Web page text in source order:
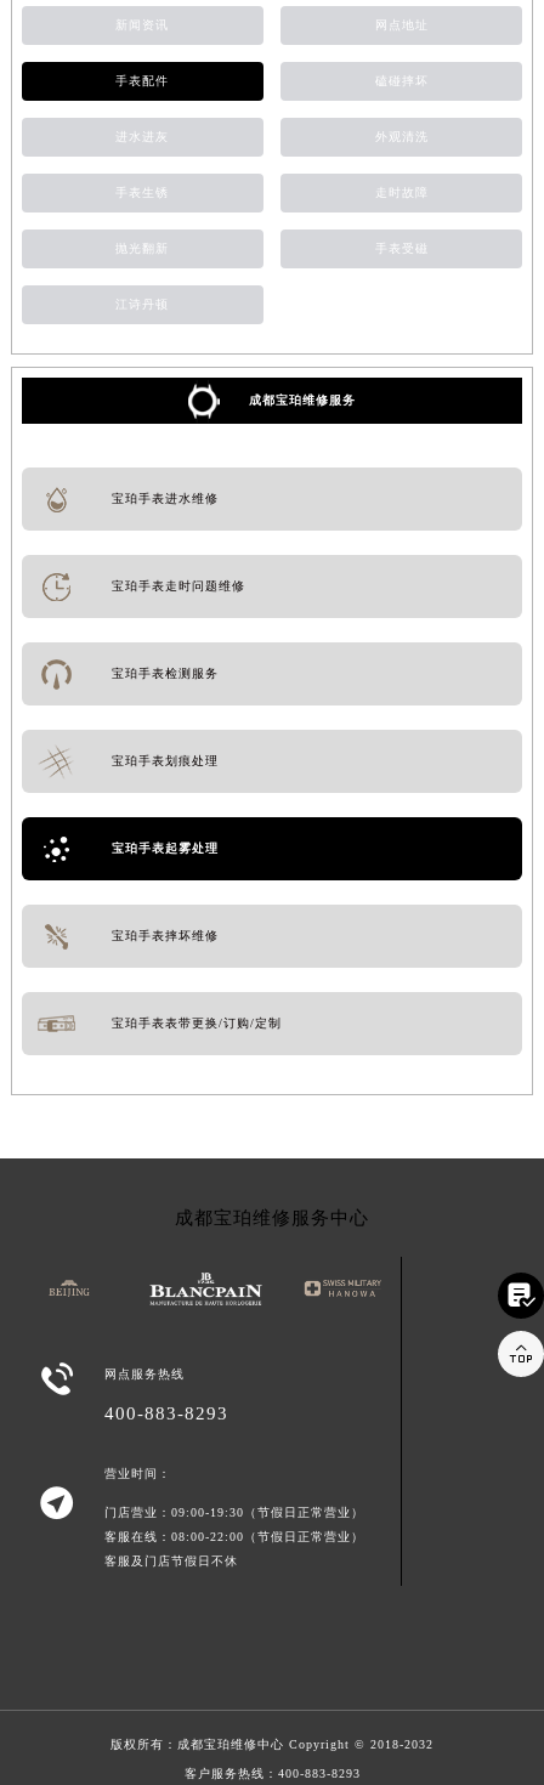
新闻资讯 网点地址
手表配件 磕碰摔坏
进水进灰 外观清洗
手表生锈 走时故障
抛光翻新 手表受磁
江诗丹顿
成都宝珀维修服务
宝珀手表进水维修
宝珀手表走时问题维修
宝珀手表检测服务
宝珀手表划痕处理
宝珀手表起雾处理
宝珀手表摔坏维修
宝珀手表表带更换/订购/定制
成都宝珀维修服务中心
 网点服务热线
400-883-8293

营业时间：
门店营业：09:00-19:30（节假日正常营业）
客服在线：08:00-22:00（节假日正常营业）
客服及门店节假日不休
版权所有： 成都宝珀维修中心 Copyright © 2018-2032
客户服务热线： 400-883-8293

